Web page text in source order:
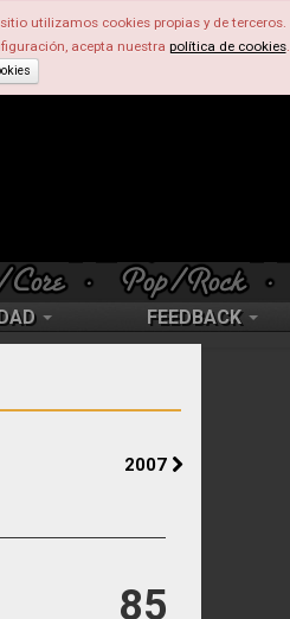
utilizamos cookies propias y de terceros.
acepta nuestra política de cookies.
FEEDBACK
2007
85